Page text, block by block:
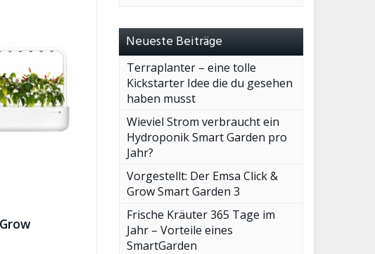
Neueste Beiträge
Terraplanter – eine tolle
Kickstarter Idee die du gesehen
haben musst
Wieviel Strom verbraucht ein
Hydroponik Smart Garden pro
Jahr?
Vorgestellt: Der Emsa Click &
Grow Smart Garden 3
Frische Kräuter 365 Tage im
Jahr – Vorteile eines
SmartGarden